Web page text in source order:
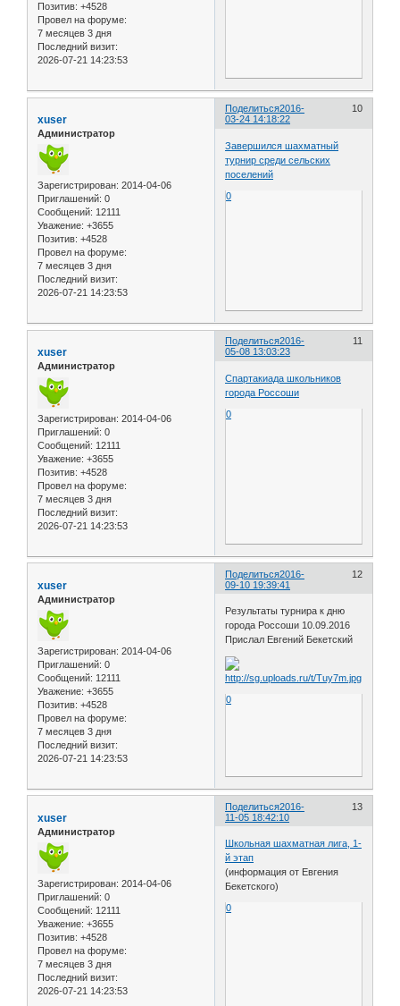
Позитив: +4528
Провел на форуме:
7 месяцев 3 дня
Последний визит:
2026-07-21 14:23:53
Поделиться 10
2016-
03-24 14:18:22
xuser
Администратор
Зарегистрирован: 2014-04-06
Приглашений: 0
Сообщений: 12111
Уважение: +3655
Позитив: +4528
Провел на форуме:
7 месяцев 3 дня
Последний визит:
2026-07-21 14:23:53
Завершился шахматный
турнир среди сельских
поселений
0
Поделиться 11
2016-
05-08 13:03:23
xuser
Администратор
Зарегистрирован: 2014-04-06
Приглашений: 0
Сообщений: 12111
Уважение: +3655
Позитив: +4528
Провел на форуме:
7 месяцев 3 дня
Последний визит:
2026-07-21 14:23:53
Спартакиада школьников
города Россоши
0
Поделиться 12
2016-
09-10 19:39:41
xuser
Администратор
Зарегистрирован: 2014-04-06
Приглашений: 0
Сообщений: 12111
Уважение: +3655
Позитив: +4528
Провел на форуме:
7 месяцев 3 дня
Последний визит:
2026-07-21 14:23:53
Результаты турнира к дню
города Россоши 10.09.2016
Прислал Евгений Бекетский
0
Поделиться 13
2016-
11-05 18:42:10
xuser
Администратор
Зарегистрирован: 2014-04-06
Приглашений: 0
Сообщений: 12111
Уважение: +3655
Позитив: +4528
Провел на форуме:
7 месяцев 3 дня
Последний визит:
2026-07-21 14:23:53
Школьная шахматная лига, 1-
й этап
(информация от Евгения
Бекетского)
0